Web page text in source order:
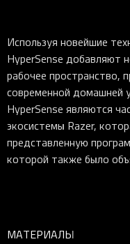
Используя новейшие
HyperSense добавляют
рабочее пространство,
современной домашней
HyperSense являются
экосистемы Razer,
представленную
которой также было
МАТЕРИАЛЫ